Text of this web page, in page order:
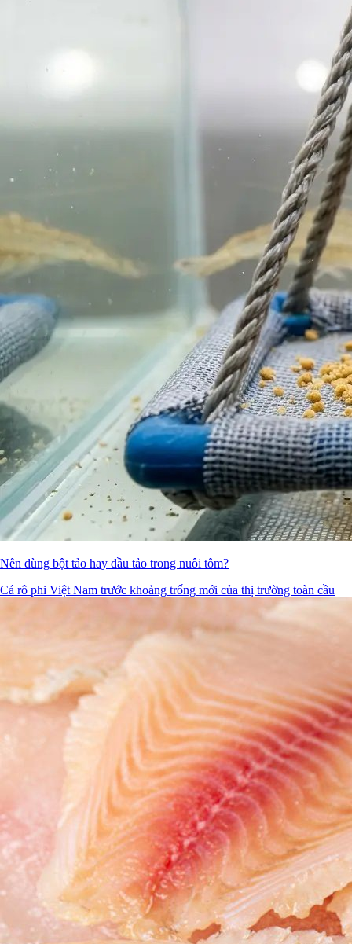
Nên dùng bột tảo hay dầu tảo trong nuôi tôm?
Cá rô phi Việt Nam trước khoảng trống mới của thị trường toàn cầu